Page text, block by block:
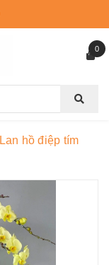
0
Lan hồ điệp tím